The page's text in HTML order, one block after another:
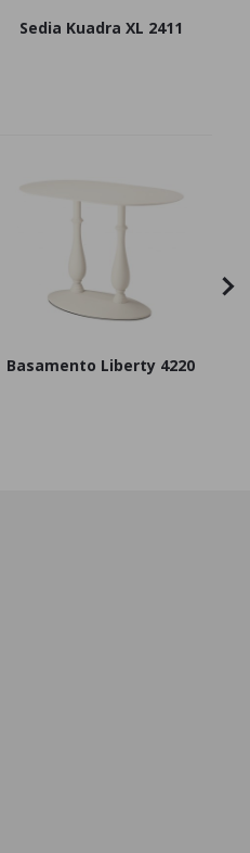
Sedia Kuadra XL 2411
Basamento Liberty 4220